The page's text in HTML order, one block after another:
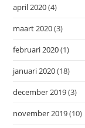
april 2020(4)
maart 2020(3)
februari 2020(1)
januari 2020(18)
december 2019(3)
november 2019(10)